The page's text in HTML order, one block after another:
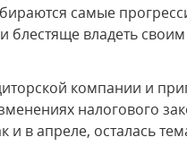
самые
блестяще владеть
компании и
налогового
и в апреле, осталась